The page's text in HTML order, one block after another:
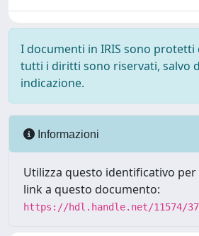
I documenti in IRIS sono protetti
tutti i diritti sono riservati, salvo
indicazione.
Informazioni
Utilizza questo identificativo
link a questo documento:
https://hdl.handle.net/11574/